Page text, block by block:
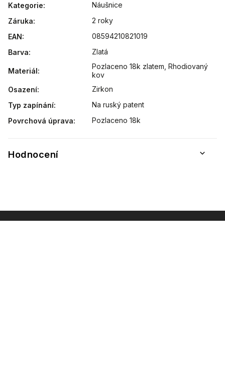
Kategorie:
Náušnice
Záruka:
2 roky
EAN:
08594210821019
Barva: Zlatá
Materiál:
Pozlaceno 18k zlatem Rhodiovaný
kov
Osazení:
Zirkon
Typ zapínání:
Na ruský patent
Povrchová úprava: Pozlaceno 18k
Hodnocení